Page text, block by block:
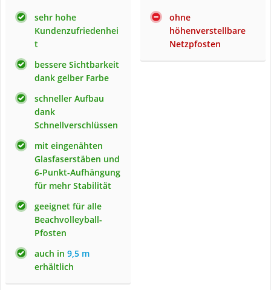
sehr hohe
Kundenzufriedenhei
t
bessere Sichtbarkeit
dank gelber Farbe
schneller Aufbau
dank
Schnellverschlüssen
mit eingenähten
Glasfaserstäben und
6-Punkt-Aufhängung
für mehr Stabilität
geeignet für alle
Beachvolleyball-
Pfosten
auch in 9,5 m
erhältlich
ohne
höhenverstellbare
Netzpfosten